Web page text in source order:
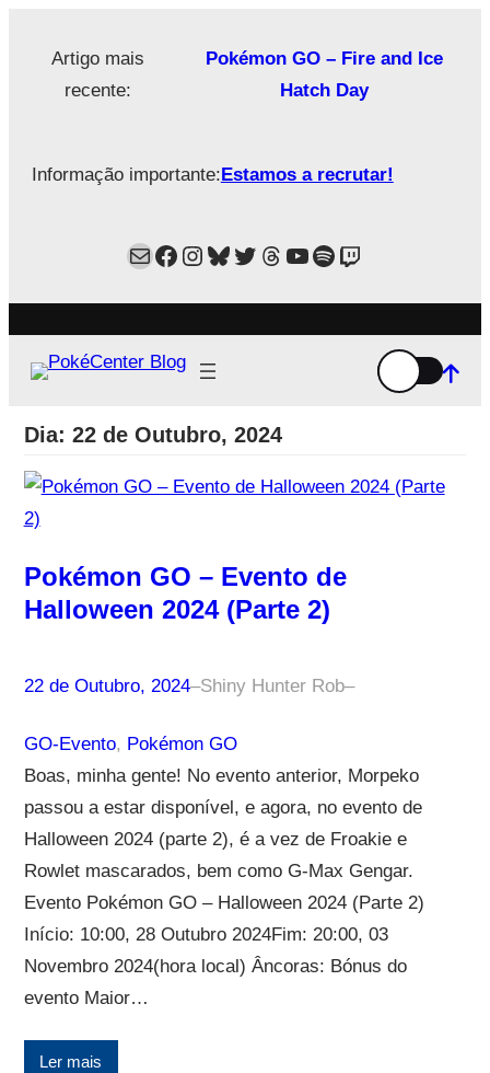
Artigo mais
recente:
Pokémon GO – Fire and Ice
Hatch Day
Informação importante:Estamos a recrutar!
MailFacebook
Instagram
Bluesky
Twitter
Estamos no Threads!
YouTube
Spotify
Twitch
Dia: 22 de Outubro, 2024
Pokémon GO – Evento de
Halloween 2024 (Parte 2)
22 de Outubro, 2024–Shiny Hunter Rob–
GO-Evento, Pokémon GO
Boas, minha gente! No evento anterior, Morpeko
passou a estar disponível, e agora, no evento de
Halloween 2024 (parte 2), é a vez de Froakie e
Rowlet mascarados, bem como G-Max Gengar.
Evento Pokémon GO – Halloween 2024 (Parte 2)
Início: 10:00, 28 Outubro 2024Fim: 20:00, 03
Novembro 2024(hora local) Âncoras: Bónus do
evento Maior…
Ler mais